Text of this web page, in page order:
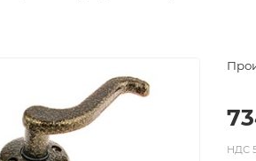
НДС